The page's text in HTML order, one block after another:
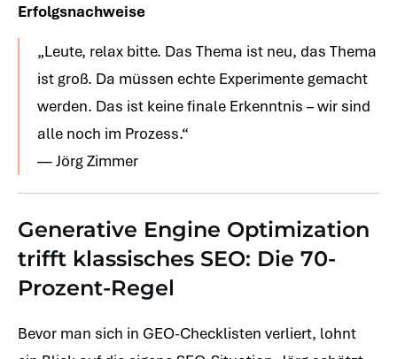
Erfolgsnachweise
„Leute, relax bitte. Das Thema ist neu, das Thema
ist groß. Da müssen echte Experimente gemacht
werden. Das ist keine finale Erkenntnis – wir sind
alle noch im Prozess.“
— Jörg Zimmer
Generative Engine Optimization
trifft klassisches SEO: Die 70-
Prozent-Regel
Bevor man sich in GEO-Checklisten verliert, lohnt